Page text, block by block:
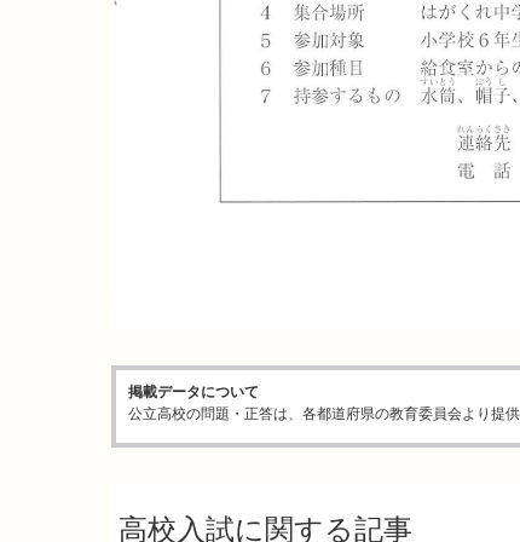
掲載データについて
公立高校の問題・正答は、各都道府県の教育委員会より提
高校入試に関する記事